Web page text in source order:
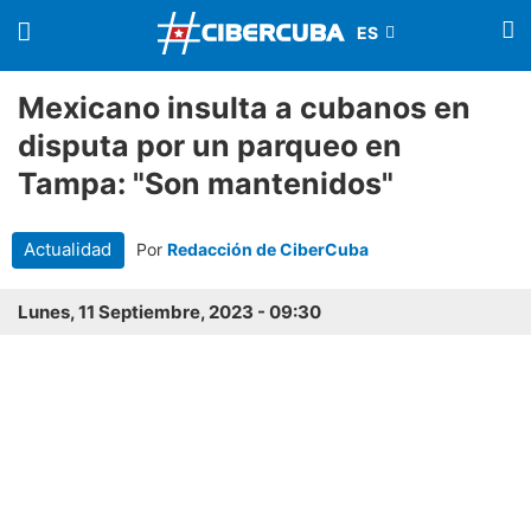
Mexicano insulta a cubanos en
disputa por un parqueo en
Tampa: "Son mantenidos"
Actualidad Por Redacción de CiberCuba
Lunes, 11 Septiembre, 2023 - 09:30